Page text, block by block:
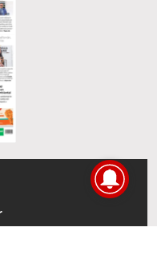
directamente en